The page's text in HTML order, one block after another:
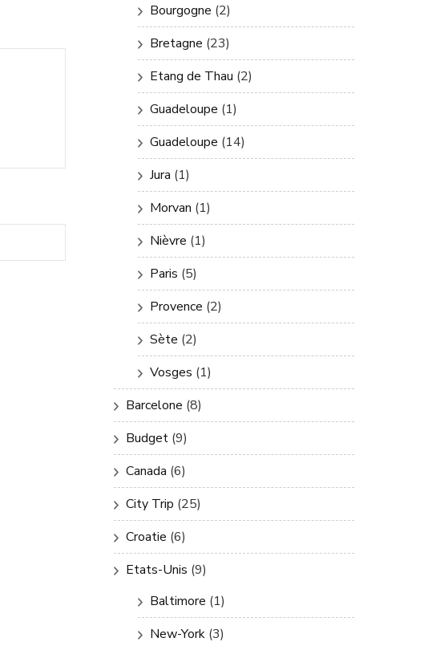
Bourgogne (2)
Bretagne (23)
Etang de Thau (2)
Guadeloupe (1)
Guadeloupe (14)
Jura (1)
Morvan (1)
Nièvre (1)
Paris (5)
Provence (2)
Sète (2)
Vosges (1)
Barcelone (8)
Budget (9)
Canada (6)
City Trip (25)
Croatie (6)
Etats-Unis (9)
Baltimore (1)
New-York (3)